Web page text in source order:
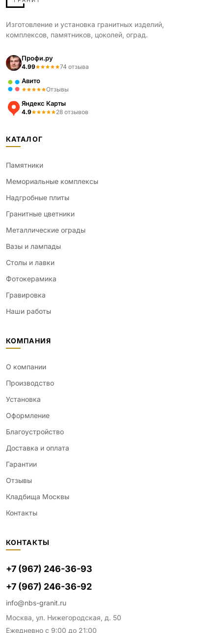
Изготовление и установка гранитных изделий,
комплексов, памятников, цоколей, оград.
Профи.ру
4.99 74 отзыва
Авито
Отзывы
Яндекс Карты
4.9 28 отзывов
КАТАЛОГ
Памятники
Мемориальные комплексы
Надгробные плиты
Гранитные цветники
Металлические ограды
Вазы и лампады
Столы и лавки
Фотокерамика
Гравировка
Наши работы
КОМПАНИЯ
О компании
Производство
Установка
Оформление
Благоустройство
Доставка и оплата
Гарантии
Отзывы
Кладбища Москвы
Контакты
КОНТАКТЫ
+7 (967) 246-36-93
+7 (967) 246-36-92
info@nbs-granit.ru
Москва, ул. Нижегородская, д. 50
Ежедневно с 9:00 до 21:00